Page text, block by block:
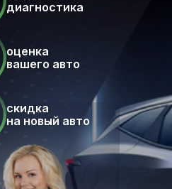
диагностика
оценка
вашего авто
скидка
на новый авто